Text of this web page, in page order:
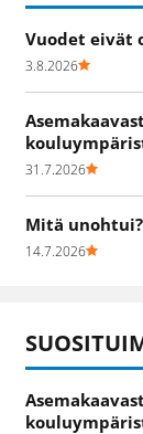
Vuodet eivät
3.8.2026
31.7.2026
Mitä
14.7.2026